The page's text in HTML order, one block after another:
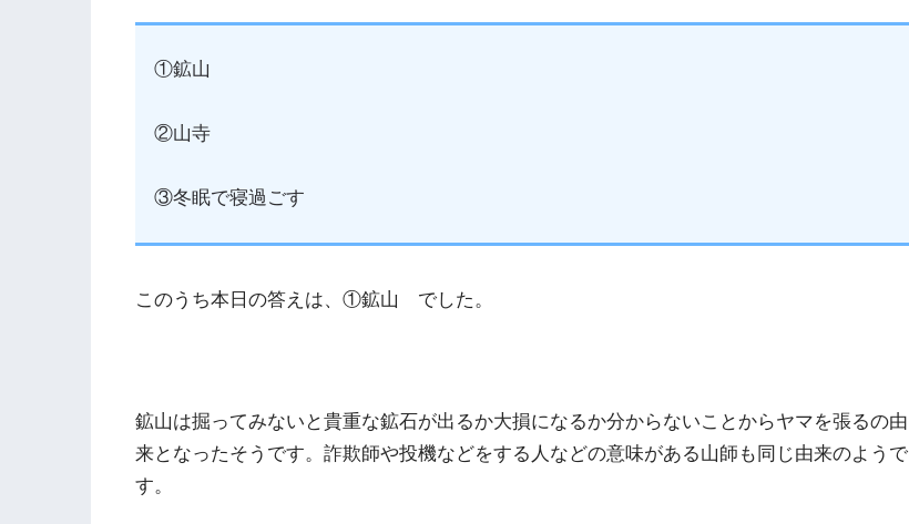
①鉱山
②山寺
③冬眠で寝過ごす
このうち本日の答えは、①鉱山 でした。
鉱山は掘ってみないと貴重な鉱石が出るか大損になるか分からないことからヤマを張るの由
来となったそうです。詐欺師や投機などをする人などの意味がある山師も同じ由来のようで
す。